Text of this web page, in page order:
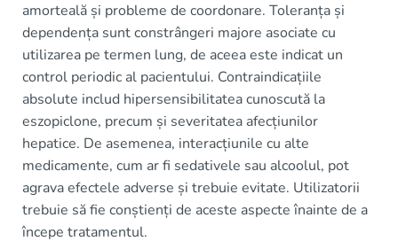
amorteală și probleme de coordonare. Toleranța și
dependența sunt constrângeri majore asociate cu
utilizarea pe termen lung, de aceea este indicat un
control periodic al pacientului. Contraindicațiile
absolute includ hipersensibilitatea cunoscută la
eszopiclone, precum și severitatea afecțiunilor
hepatice. De asemenea, interacțiunile cu alte
medicamente, cum ar fi sedativele sau alcoolul, pot
agrava efectele adverse și trebuie evitate. Utilizatorii
trebuie să fie conștienți de aceste aspecte înainte de a
începe tratamentul.